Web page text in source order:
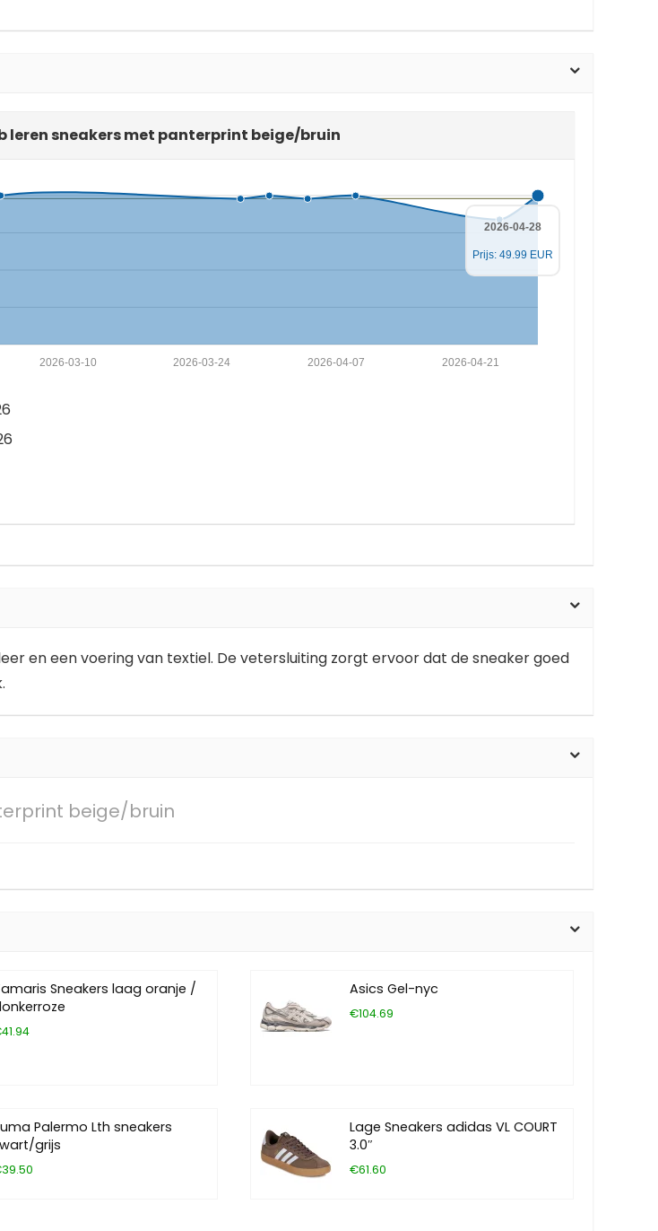
leren sneakers met panterprint beige/bruin
2026-04-21
2026-04-07
2026-03-24
2026-03-10
2026-04-28
Prijs: 49.99 EUR
en een voering van textiel. De vetersluiting zorgt ervoor dat de sneaker goed
beige/bruin
Sneakers laag oranje /
Asics Gel-nyc
€104.69
Palermo Lth sneakers
grijs
Lage Sneakers adidas VL COURT
3.0″
€61.60